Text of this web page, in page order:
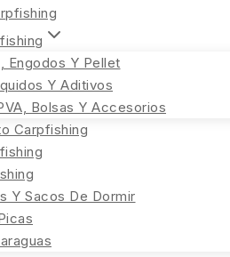
Engodos Y Pellet
Y Aditivos
Bolsas Y Accesorios
Carpfishing
Y Sacos De Dormir